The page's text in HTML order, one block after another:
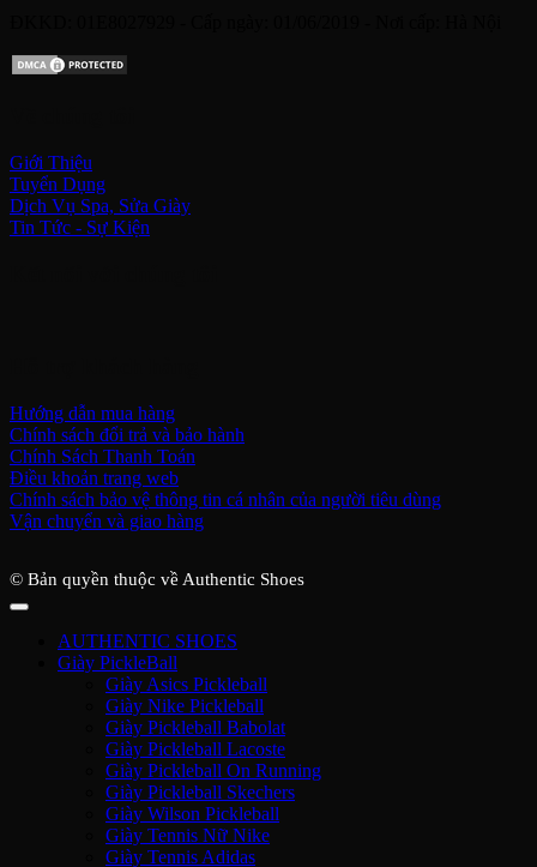
Giới Thiệu
Tuyển Dụng
Dịch Vụ Spa, Sửa Giày
Tin Tức - Sự Kiện
Hướng dẫn mua hàng
Chính sách đổi trả và bảo hành
Chính Sách Thanh Toán
Điều khoản trang web
Chính sách bảo vệ thông tin cá nhân của người tiêu dùng
Vận chuyển và giao hàng
© Bản quyền thuộc về Authentic Shoes
AUTHENTIC SHOES
Giày PickleBall
Giày Asics Pickleball
Giày Nike Pickleball
Giày Pickleball Babolat
Giày Pickleball Lacoste
Giày Pickleball On Running
Giày Pickleball Skechers
Giày Wilson Pickleball
Giày Tennis Nữ Nike
Giày Tennis Adidas